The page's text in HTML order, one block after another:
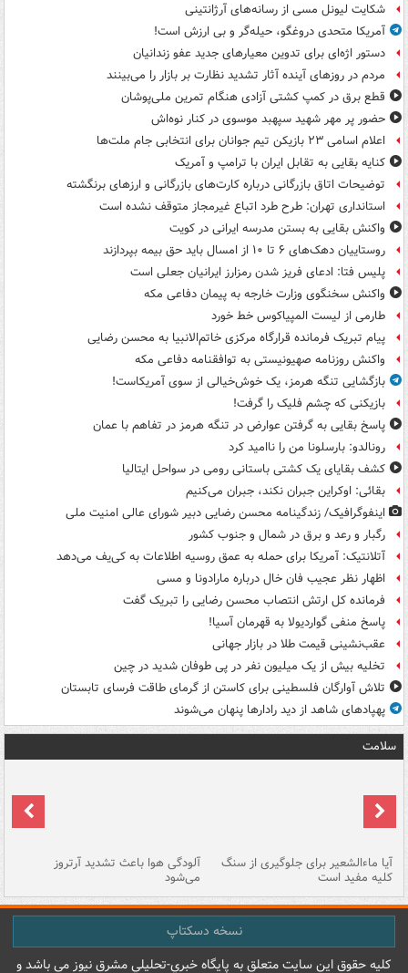
شکایت لیونل مسی از رسانه‌های آرژانتینی
آمریکا متحدی دروغگو، حیله‌گر و بی ارزش است!
دستور اژه‌ای برای تدوین معیارهای جدید عفو زندانیان
مردم در روزهای آینده آثار تشدید نظارت بر بازار را می‌بینند
قطع برق در کمپ کشتی آزادی هنگام تمرین ملی‌پوشان
حضور پر مهر شهید سپهبد موسوی در کنار نوه‌اش
اعلام اسامی ۲۳ بازیکن تیم جوانان برای انتخابی جام ملت‌ها
کنایه بقایی به تقابل ایران با ترامپ و آمریک
توضیحات اتاق بازرگانی درباره کارت‌های بازرگانی و ارزهای برنگشته
استانداری تهران: طرح طرد اتباع غیرمجاز متوقف نشده است
واکنش بقایی به بستن مدرسه ایرانی در کویت
روستاییان دهک‌های ۶ تا ۱۰ از امسال باید حق بیمه بپردازند
پلیس فتا: ادعای فریز شدن رمزارز ایرانیان جعلی است
واکنش سخنگوی وزارت خارجه به پیمان دفاعی مکه
طارمی از لیست المپیاکوس خط خورد
پیام تبریک فرمانده قرارگاه مرکزی خاتم‌الانبیا به محسن رضایی
واکنش روزنامه صهیونیستی به توافقنامه دفاعی مکه
بازگشایی تنگه هرمز، یک خوش‌خیالی از سوی آمریکاست!
بازیکنی که چشم فلیک را گرفت!
پاسخ بقایی به گرفتن عوارض در تنگه هرمز در تفاهم با عمان
رونالدو: بارسلونا من را ناامید کرد
کشف بقایای یک کشتی باستانی رومی در سواحل ایتالیا
بقائی: اوکراین جبران نکند، جبران می‌کنیم
اینفوگرافیک/ زندگینامه محسن رضایی دبیر شورای عالی امنیت‌ ملی
رگبار و رعد و برق در شمال و جنوب کشور
آتلانتیک: آمریکا برای حمله به عمق روسیه اطلاعات به کی‌یف می‌دهد
اظهار نظر عجیب فان خال درباره مارادونا و مسی
فرمانده کل ارتش انتصاب محسن رضایی را تبریک گفت
پاسخ منفی گواردیولا به قهرمان آسیا!
عقب‌نشینی قیمت طلا در بازار جهانی
تخلیه بیش از یک میلیون نفر در پی طوفان شدید در چین
تلاش آوارگان فلسطینی برای کاستن از گرمای طاقت فرسای تابستان
پهپادهای شاهد از دید رادارها پنهان می‌شوند
سلامت
آیا ماءالشعیر برای جلوگیری از سنگ
کلیه مفید است
آلودگی هوا باعث تشدید آرتروز
می‌شود
نسخه دسکتاپ
کليه حقوق اين سايت متعلق به پایگاه خبري-تحليلي مشرق نيوز می باشد و